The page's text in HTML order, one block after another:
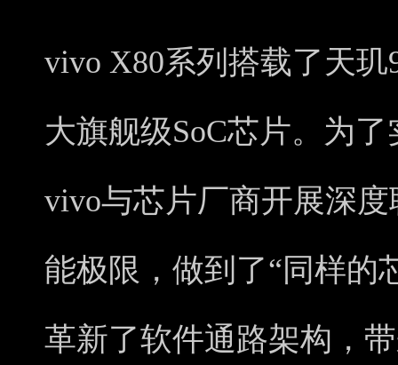
vivo X80系列搭载了天
大旗舰级SoC芯片。为
vivo与芯片厂商开展深
能极限，做到了“同样的
革新了软件通路架构，